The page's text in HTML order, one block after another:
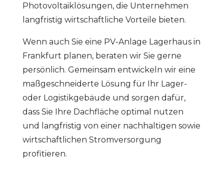
Photovoltaiklösungen, die Unternehmen
langfristig wirtschaftliche Vorteile bieten.
Wenn auch Sie eine PV-Anlage Lagerhaus in
Frankfurt planen, beraten wir Sie gerne
persönlich. Gemeinsam entwickeln wir eine
maßgeschneiderte Lösung für Ihr Lager-
oder Logistikgebäude und sorgen dafür,
dass Sie Ihre Dachfläche optimal nutzen
und langfristig von einer nachhaltigen sowie
wirtschaftlichen Stromversorgung
profitieren.